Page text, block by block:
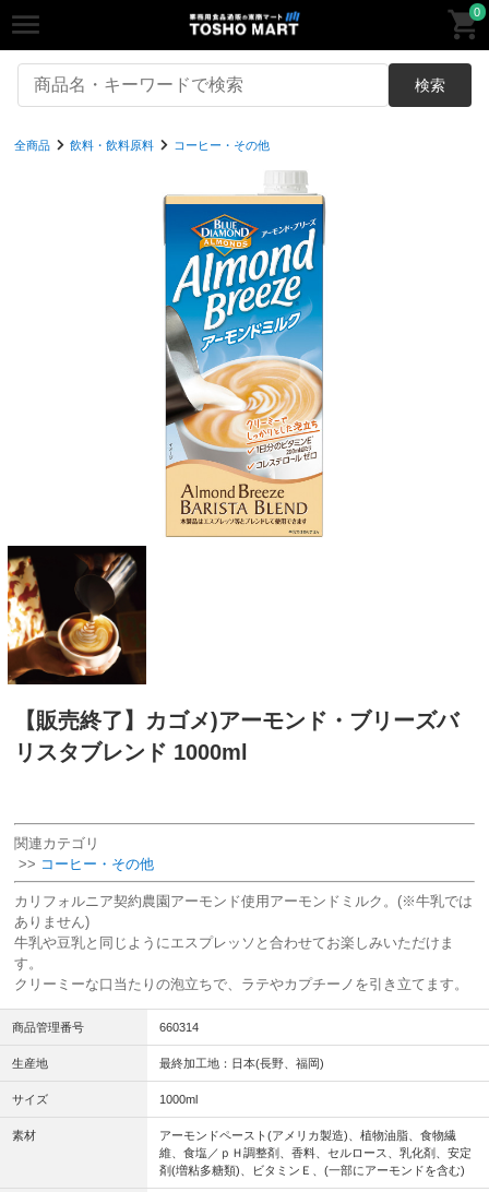
0
検索
全商品 飲料・飲料原料 コーヒー・その他
【販売終了】カゴメ)アーモンド・ブリーズバ
リスタブレンド 1000ml
関連カテゴリ
>> コーヒー・その他
カリフォルニア契約農園アーモンド使用アーモンドミルク。(※牛乳では
ありません)
牛乳や豆乳と同じようにエスプレッソと合わせてお楽しみいただけま
す。
クリーミーな口当たりの泡立ちで、ラテやカプチーノを引き立てます。
商品管理番号 660314
生産地 最終加工地：日本(長野、福岡)
サイズ 1000ml
素材
アーモンドペースト(アメリカ製造)、植物油脂、食物繊
維、食塩／ｐＨ調整剤、香料、セルロース、乳化剤、安定
剤(増粘多糖類)、ビタミンＥ、(一部にアーモンドを含む)